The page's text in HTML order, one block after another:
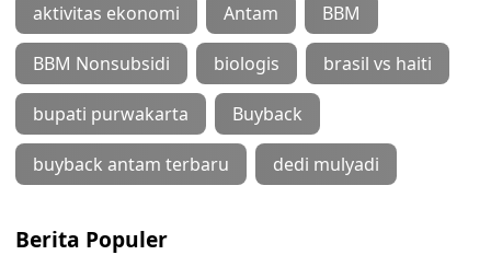
aktivitas ekonomi Antam BBM
BBM Nonsubsidi biologis brasil vs haiti
bupati purwakarta Buyback
buyback antam terbaru dedi mulyadi
Berita Populer